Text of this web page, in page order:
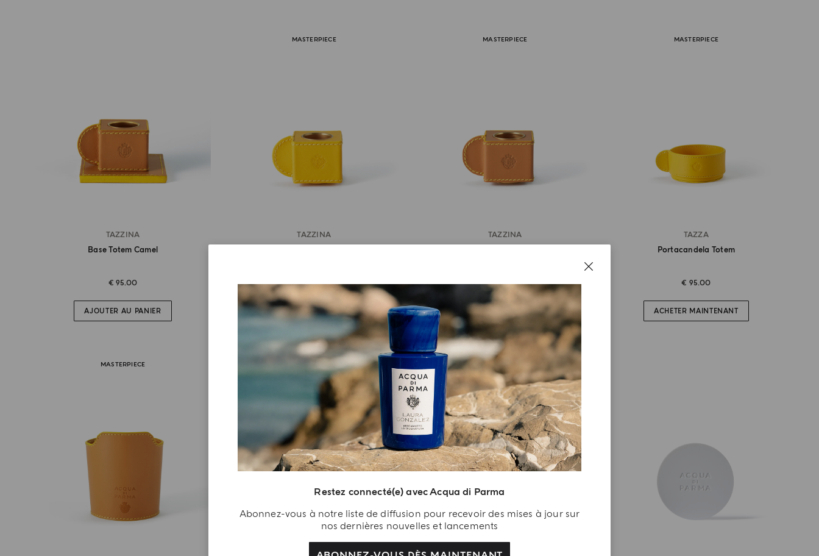
Restez connecté(e) avec Acqua di Parma
Abonnez-vous à notre liste de diffusion pour recevoir des mises à jour sur
nos dernières nouvelles et lancements
TAZZINA
Base Totem Camel
€ 95.00
AJOUTER AU PANIER
MASTERPIECE
TAZZINA
€ 75.00
ACHETER MAINTENANT
MASTERPIECE
TAZZINA
€ 75.00
AJOUTER AU PANIER
MASTERPIECE
TAZZA
Portacandela Totem
€ 95.00
ACHETER MAINTENANT
MASTERPIECE